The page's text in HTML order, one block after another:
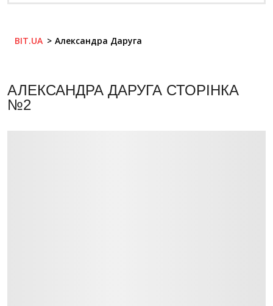
BIT.UA Александра Даруга
АЛЕКСАНДРА ДАРУГА СТОРІНКА
№2